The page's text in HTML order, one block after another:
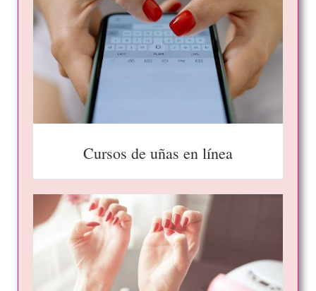
Cursos de uñas en línea